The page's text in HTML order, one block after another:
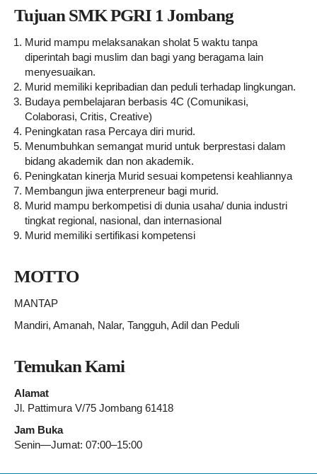
Tujuan SMK PGRI 1 Jombang
Murid mampu melaksanakan sholat 5 waktu tanpa
diperintah bagi muslim dan bagi yang beragama lain
menyesuaikan.
Murid memiliki kepribadian dan peduli terhadap lingkungan.
Budaya pembelajaran berbasis 4C (Comunikasi,
Colaborasi, Critis, Creative)
Peningkatan rasa Percaya diri murid.
Menumbuhkan semangat murid untuk berprestasi dalam
bidang akademik dan non akademik.
Peningkatan kinerja Murid sesuai kompetensi keahliannya
Membangun jiwa enterpreneur bagi murid.
Murid mampu berkompetisi di dunia usaha/ dunia industri
tingkat regional, nasional, dan internasional
Murid memiliki sertifikasi kompetensi
MOTTO
MANTAP
Mandiri, Amanah, Nalar, Tangguh, Adil dan Peduli
Temukan Kami
Alamat
Jl. Pattimura V/75 Jombang 61418
Jam Buka
Senin—Jumat: 07:00–15:00